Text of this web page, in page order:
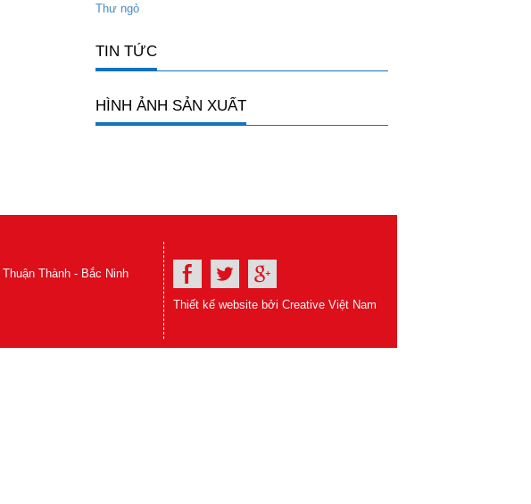
Thư ngỏ
TIN TỨC
HÌNH ẢNH SẢN XUẤT
Thành - Bắc Ninh
Thiết kế website bởi Creative Việt Nam